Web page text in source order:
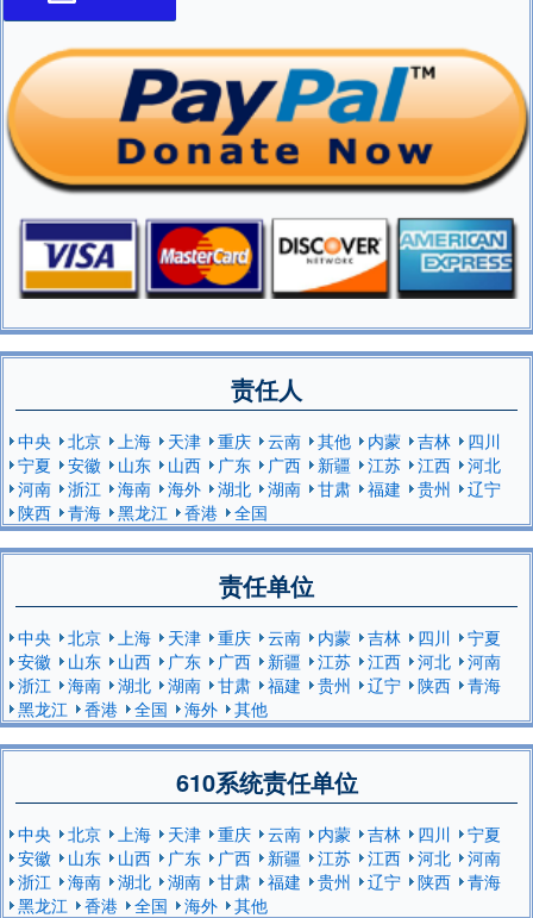
责任人
中央 北京 上海 天津 重庆 云南 其他 内蒙 吉林
四川
宁夏
安徽 山东 山西 广东 广西 新疆 江苏 江西
河北
河南
浙江 海南 海外 湖北 湖南 甘肃 福建 贵州
辽宁
陕西
青海 黑龙江 香港 全国
责任单位
中央 北京 上海 天津 重庆 云南 内蒙 吉林 四川
宁夏
安徽
山东 山西 广东 广西 新疆 江苏 江西 河北
河南
浙江
海南 湖北 湖南 甘肃 福建 贵州 辽宁 陕西
青海
黑龙江
香港 全国 海外 其他
610系统责任单位
中央 北京 上海 天津 重庆 云南 内蒙 吉林 四川
宁夏
安徽
山东 山西 广东 广西 新疆 江苏 江西 河北
河南
浙江
海南 湖北 湖南 甘肃 福建 贵州 辽宁 陕西
青海
黑龙江
香港 全国 海外 其他